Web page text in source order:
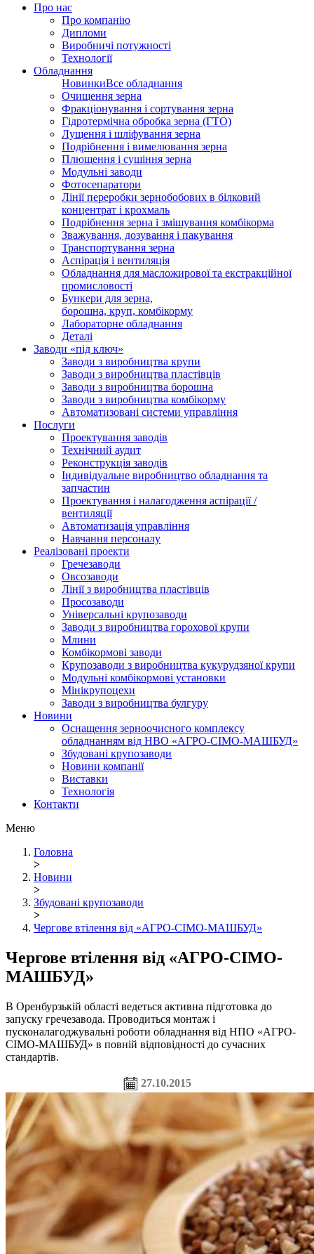
Про нас
Про компанію
Дипломи
Виробничі потужності
Технології
Обладнання
НовинкиВсе обладнання
Очищення зерна
Фракціонування і сортування зерна
Гідротермічна обробка зерна (ГТО)
Лущення і шліфування зерна
Подрібнення і вимелювання зерна
Плющення і сушіння зерна
Модульні заводи
Фотосепаратори
Лінії переробки зернобобових в білковий
концентрат і крохмаль
Подрібнення зерна і змішування комбікорма
Зважування, дозування і пакування
Транспортування зерна
Аспірація і вентиляція
Обладнання для масложирової та екстракційної
промисловості
Бункери для зерна,
борошна, круп, комбікорму
Лабораторне обладнання
Деталі
Заводи «під ключ»
Заводи з виробництва крупи
Заводи з виробництва пластівців
Заводи з виробництва борошна
Заводи з виробництва комбікорму
Автоматизовані системи управління
Послуги
Проектування заводів
Технічний аудит
Реконструкція заводів
Індивідуальне виробництво обладнання та
запчастин
Проектування і налагодження аспірації /
вентиляції
Автоматизація управління
Навчання персоналу
Реалізовані проекти
Гречезаводи
Овсозаводи
Лінії з виробництва пластівців
Просозаводи
Універсальні крупозаводи
Заводи з виробництва горохової крупи
Млини
Комбікормові заводи
Крупозаводи з виробництва кукурудзяної крупи
Модульні комбікормові установки
Мінікрупоцехи
Заводи з виробництва булгуру
Новини
Оснащення зерноочисного комплексу
обладнанням від НВО «АГРО-СІМО-МАШБУД»
Збудовані крупозаводи
Новини компанії
Виставки
Технологія
Контакти
Меню
Головна
>
Новини
>
Збудовані крупозаводи
>
Чергове втілення від «АГРО-СІМО-МАШБУД»
Чергове втілення від «АГРО-СІМО-
МАШБУД»
В Оренбурзькій області ведеться активна підготовка до
запуску гречезавода. Проводиться монтаж і
пусконалагоджувальні роботи обладнання від НПО «АГРО-
СІМО-МАШБУД» в повній відповідності до сучасних
стандартів.
27.10.2015